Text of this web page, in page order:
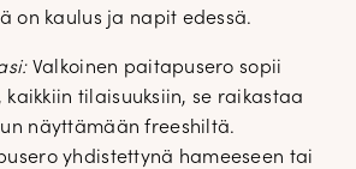
on kaulus ja napit edessä.
Valkoinen paitapusero sopii
kaikkiin tilaisuuksiin, se raikastaa
näyttämään freeshiltä.
yhdistettynä hameeseen tai